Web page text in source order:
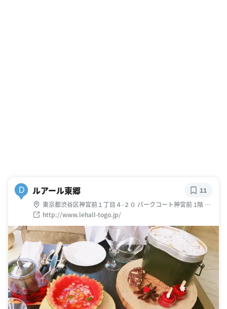
D ルアール東郷
東京都渋谷区神宮前１丁目４-２０ パークコート神宮前 1階 ・2
階 2F
http://www.lehall-togo.jp/
11